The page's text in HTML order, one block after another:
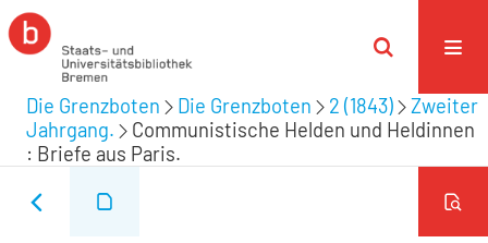
Die Grenzboten Die Grenzboten 2 (1843)
Zweiter
Jahrgang.
Communistische Helden und Heldinnen
: Briefe aus Paris.